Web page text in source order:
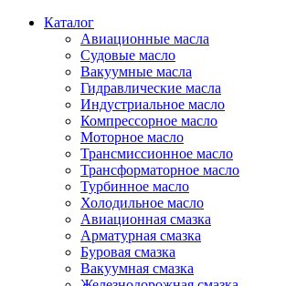
Каталог
Авиационные масла
Судовые масло
Вакуумные масла
Гидравлические масла
Индустриальное масло
Компрессорное масло
Моторное масло
Трансмиссионное масло
Трансформаторное масло
Турбинное масло
Холодильное масло
Авиационная смазка
Арматурная смазка
Буровая смазка
Вакуумная смазка